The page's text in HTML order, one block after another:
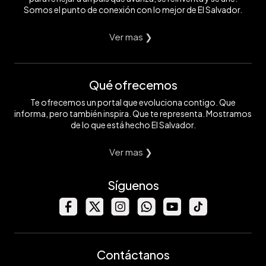
Somos el punto de conexión con lo mejor de El Salvador.
Ver mas ❯
Qué ofrecemos
Te ofrecemos un portal que evoluciona contigo. Que
informa, pero también inspira. Que te representa. Mostramos
de lo que está hecho El Salvador.
Ver mas ❯
Síguenos
Contáctanos